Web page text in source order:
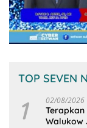
TOP SEVEN
1 02/08/2026
Terapkan
Walukow